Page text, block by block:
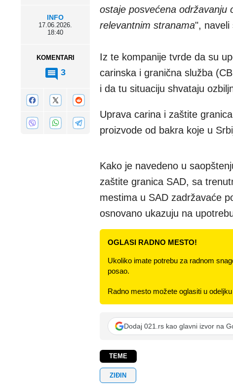
INFO
17.06.2026.
18:40
KOMENTARI
3
ostaje posvećena održavanju
relevantnim stranama", naveli
Iz te kompanije tvrde da su
carinska i granična služba
i da tu situaciju shvataju
Uprava carina i zaštite
proizvode od bakra koje u
Kako je navedeno u
zaštite granica SAD, sa
mestima u SAD zadržavaće
osnovano ukazuju na
OGLASI RADNO MESTO!
Ukoliko imate potrebu za radnom
posao.
Radno mesto možete oglasiti u
Dodaj 021.rs kao glavni izvor na
TEME
ZIĐIN